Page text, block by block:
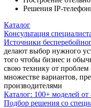
Решения IP-
Каталог
Консультация
Источники
делают выбор нужного
того чтобы бизнес и
свою технику от проблем
множестве вариантов,
производителями
Каталог: 100+ моделей от
Подбор решения со